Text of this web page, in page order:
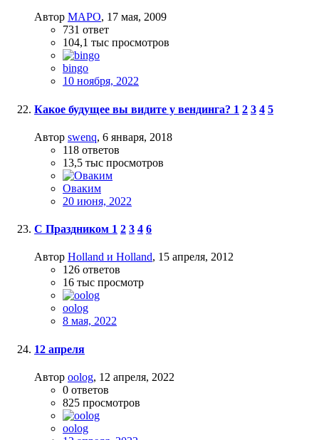
Автор МАРО, 17 мая, 2009
731 ответ
104,1 тыс просмотров
bingo
10 ноября, 2022
Какое будущее вы видите у вендинга? 1 2 3 4 5
Автор swenq, 6 января, 2018
118 ответов
13,5 тыс просмотров
Оваким
20 июня, 2022
С Праздником 1 2 3 4 6
Автор Holland и Holland, 15 апреля, 2012
126 ответов
16 тыс просмотр
oolog
8 мая, 2022
12 апреля
Автор oolog, 12 апреля, 2022
0 ответов
825 просмотров
oolog